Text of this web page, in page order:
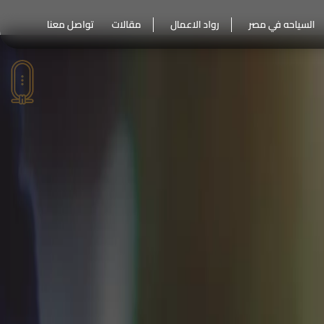
السياحه في مصر رواد الاعمال مقالات تواصل معنا